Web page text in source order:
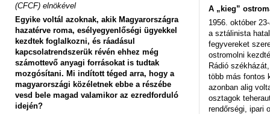
(CFCF) elnökével
Egyike voltál azoknak, akik Magyarországra
hazatérve roma, esélyegyenlőségi ügyekkel
kezdtek foglalkozni, és ráadásul
kapcsolatrendszerük révén ehhez még
számottevő anyagi forrásokat is tudtak
mozgósítani. Mi indított téged arra, hogy a
magyarországi közéletnek ebbe a részébe
vesd bele magad valamikor az ezredforduló
idején?
A „kieg”
1956. október
a sztálinista
fegyvereket
ostromolni
Rádió
több más fontos
azonban alig
osztagok
rendőrségi, ipari